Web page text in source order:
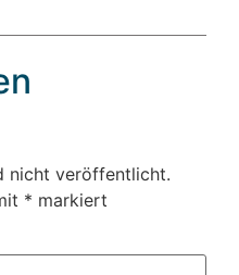
nicht veröffentlicht.
* markiert